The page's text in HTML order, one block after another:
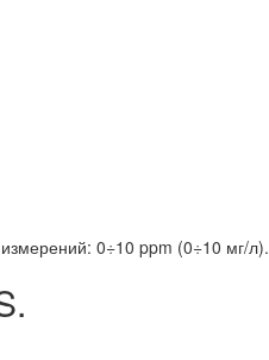
0÷10 ppm (0÷10 мг/л).